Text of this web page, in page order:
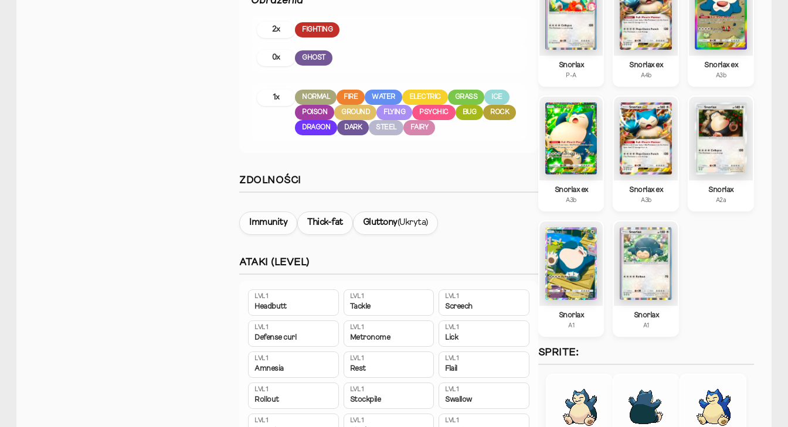
2x FIGHTING
0x GHOST
1x NORMAL FIRE WATER ELECTRIC GRASS ICE
POISON GROUND FLYING PSYCHIC BUG ROCK
DRAGON DARK STEEL FAIRY
ZDOLNOŚCI
Immunity Thick-fat Gluttony(Ukryta)
ATAKI (LEVEL)
LVL 1
Headbutt
LVL 1
Tackle
LVL 1
Screech
LVL 1
Defense curl
LVL 1
Metronome
LVL 1
Lick
LVL 1
Amnesia
LVL 1
Rest
LVL 1
Flail
LVL 1
Rollout
LVL 1
Stockpile
LVL 1
Swallow
LVL 1 LVL 1 LVL 1
Snorlax
P-A
Snorlax ex
A4b
Snorlax ex
A3b
Snorlax ex
A3b
Snorlax ex
A3b
Snorlax
A2a
Snorlax
A1
Snorlax
A1
SPRITE: